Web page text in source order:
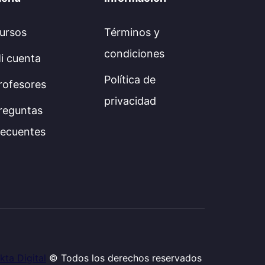
cuenta
Términos y
condiciones
Política de
privacidad
© Todos los derechos reservados